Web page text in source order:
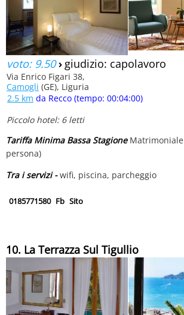
voto: 9.50› giudizio: capolavoro
Via Enrico Figari 38,
Camogli (GE), Liguria
2.5 km da Recco (tempo: 00:04:00)
Piccolo hotel: 6 letti
Tariffa Minima Bassa StagioneMatrimoniale
persona)
Tra i servizi -wifi, piscina, parcheggio
0185771580 Fb Sito
10. La Terrazza Sul Tigullio